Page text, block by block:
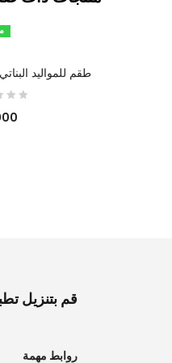
طقم للمواليد
قم بتنزيل
روابط مهمة